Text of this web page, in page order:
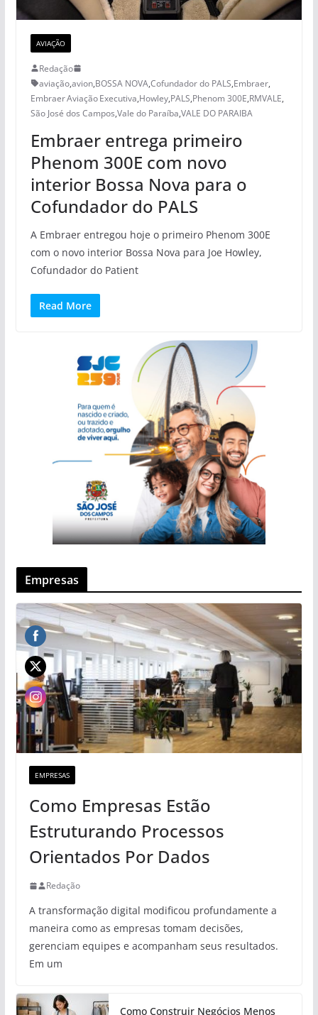
AVIAÇÃO
Redação
aviação,avion,BOSSA NOVA,Cofundador do PALS,Embraer,
Embraer Aviação Executiva,Howley,PALS,Phenom 300E,RMVALE,
São José dos Campos,Vale do Paraíba,VALE DO PARAIBA
Embraer entrega primeiro
Phenom 300E com novo
interior Bossa Nova para o
Cofundador do PALS
A Embraer entregou hoje o primeiro Phenom 300E
com o novo interior Bossa Nova para Joe Howley,
Cofundador do Patient
Read More
Empresas
EMPRESAS
Como Empresas Estão
Estruturando Processos
Orientados Por Dados
Redação
A transformação digital modificou profundamente a
maneira como as empresas tomam decisões,
gerenciam equipes e acompanham seus resultados.
Em um
Como Construir Negócios Menos